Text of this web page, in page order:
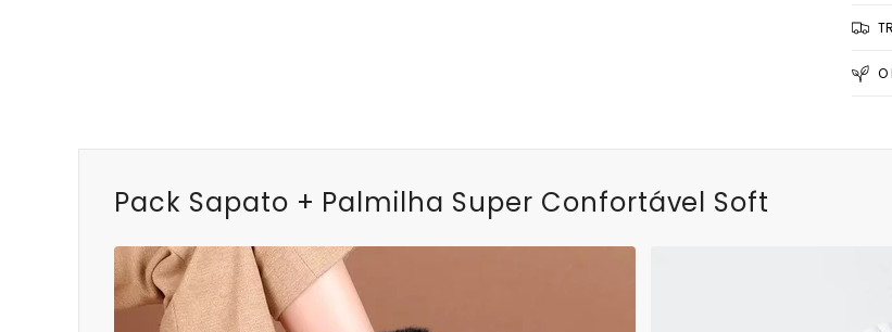
O
Pack Sapato + Palmilha Super Confortável Soft